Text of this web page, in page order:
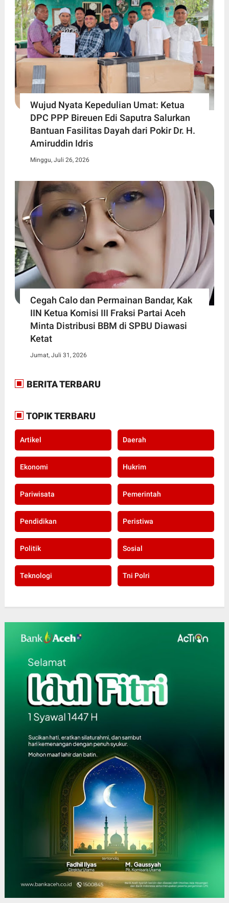
Wujud Nyata Kepedulian Umat: Ketua
DPC PPP Bireuen Edi Saputra Salurkan
Bantuan Fasilitas Dayah dari Pokir Dr. H.
Amiruddin Idris
Minggu, Juli 26, 2026
Cegah Calo dan Permainan Bandar, Kak
IIN Ketua Komisi III Fraksi Partai Aceh
Minta Distribusi BBM di SPBU Diawasi
Ketat
Jumat, Juli 31, 2026
BERITA TERBARU
TOPIK TERBARU
Artikel Daerah
Ekonomi Hukrim
Pariwisata Pemerintah
Pendidikan Peristiwa
Politik Sosial
Teknologi Tni Polri